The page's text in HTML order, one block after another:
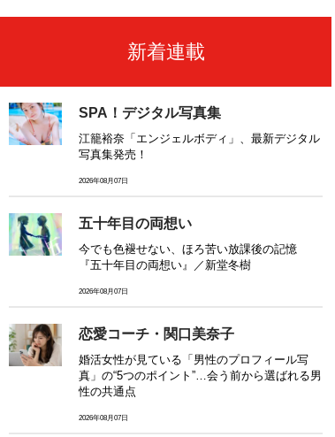
新着連載
SPA！デジタル写真集
江籠裕奈「エンジェルボディ」、最新デジタル
写真集発売！
2026年08月07日
五十年目の両想い
今でも色褪せない、ほろ苦い放課後の記憶
『五十年目の両想い』／新堂冬樹
2026年08月07日
恋愛コーチ・関口美奈子
婚活女性が見ている「男性のプロフィール写
真」の“5つのポイント”…会う前から選ばれる男
性の共通点
2026年08月07日